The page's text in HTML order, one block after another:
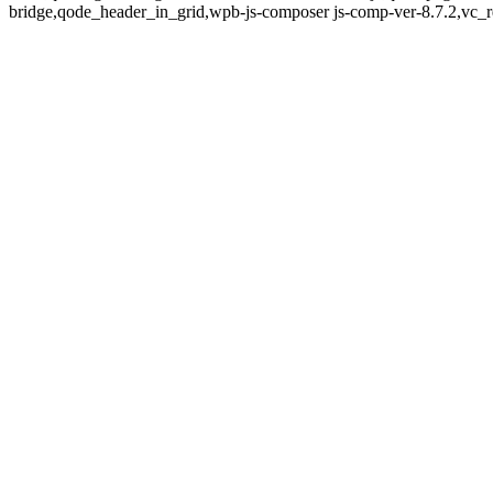
bridge,qode_header_in_grid,wpb-js-composer js-comp-ver-